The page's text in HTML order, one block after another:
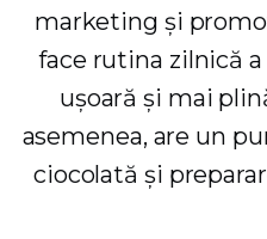
marketing și
face rutina zilnică
ușoară și mai
asemenea, are un
ciocolată și